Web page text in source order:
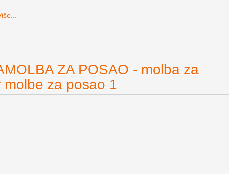
ZA POSAO - molba za
molbe za posao 1